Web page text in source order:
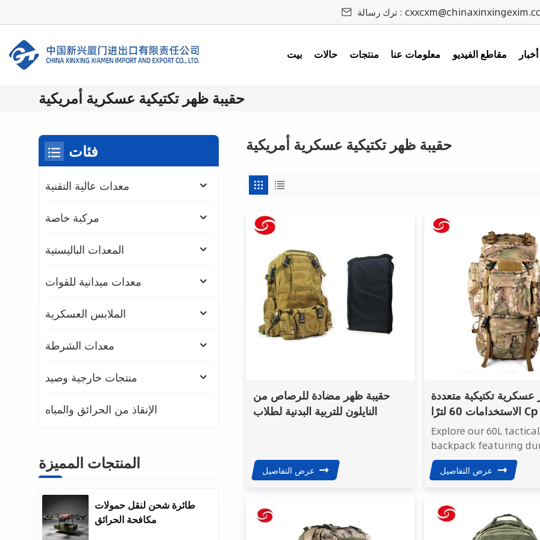
ترك رسالة :
بيت حالات منتجات معلومات عنا مقاطع الفيديو أخبار
حقيبة ظهر تكتيكية عسكرية أمريكية
حقيبة ظهر تكتيكية عسكرية أمريكية
حقيبة ظهر مضادة للرصاص من
النايلون للتربية البدنية لطلاب
عرض التفاصيل
تكتيكية متعددة
الاستخدامات 60 لترًا Cp Camo
والمشي لمسافات
طويلة والصيد
Explore our 60L tactical
backpack featuring
600D polyester
water-resistant fabric,
multiple storage
and OEM
hiking, camping, travel,
عرض التفاصيل
فئات
معدات عالية التقنية
مركبة خاصة
المعدات الباليستية
معدات ميدانية للقوات
الملابس العسكرية
معدات الشرطة
منتجات خارجية وصيد
الإنقاذ من الحرائق والمياه
المنتجات المميزة
طائرة شحن لنقل حمولات
مكافحة الحرائق